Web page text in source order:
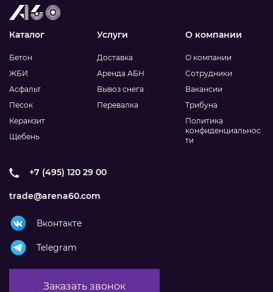
Каталог
Бетон
ЖБИ
Асфальт
Песок
Керамзит
Щебень
Услуги
Доставка
Аренда АБН
Вывоз снега
Перевалка
О компании
О компании
Сотрудники
Вакансии
Трибуна
Политика
конфиденциальнос
ти
+7 (495) 120 29 00
trade@arena60.com
Вконтакте
Telegram
Заказать звонок